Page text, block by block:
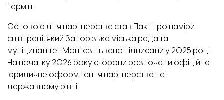
термін.
Основою для партнерства став Пакт про наміри
співпраці, який Запорізька міська рада та
муніципалітет Монтезільвано підписали у 2025 році.
На початку 2026 року сторони розпочали офіційне
юридичне оформлення партнерства на
державному рівні.